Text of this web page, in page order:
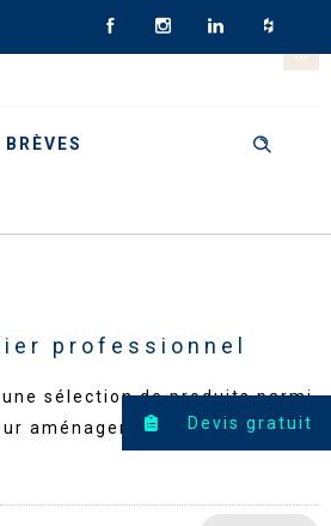
BRÈVES
professionnel
sélection de produits parmi
aménager vos entreprises et
Devis gratuit